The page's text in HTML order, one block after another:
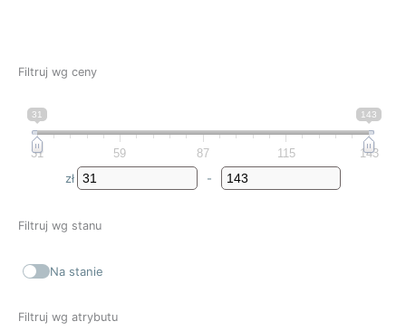
Filtruj wg ceny
31 143
31 59 87 115 143
zł
Minimum Price
-
Maximum Price
Filtruj wg stanu
Na stanie
Filtruj wg atrybutu